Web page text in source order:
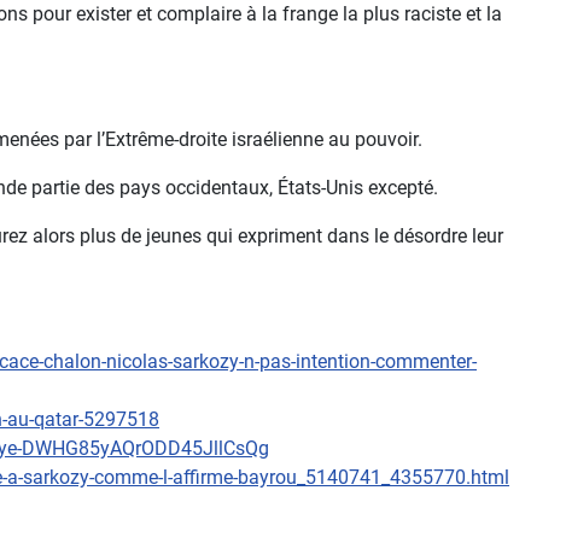
pour exister et complaire à la frange la plus raciste et la
par l’Extrême-droite israélienne au pouvoir.
partie des pays occidentaux, États-Unis excepté.
alors plus de jeunes qui expriment dans le désordre leur
chalon-nicolas-sarkozy-n-pas-intention-commenter-
qatar-5297518
DWHG85yAQrODD45JllCsQg
sarkozy-comme-l-affirme-bayrou_5140741_4355770.html